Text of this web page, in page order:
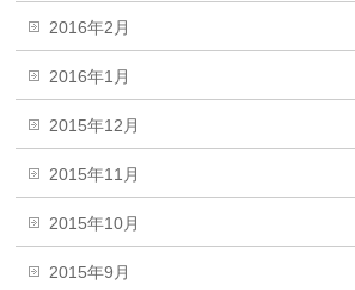
2016年2月
2016年1月
2015年12月
2015年11月
2015年10月
2015年9月